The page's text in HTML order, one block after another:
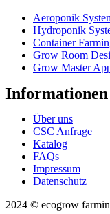
Aeroponik
Hydroponik
Container
Grow Room
Grow Master
Informationen
Über uns
CSC Anfrage
Katalog
FAQs
Impressum
Datenschutz
2024 © ecogrow